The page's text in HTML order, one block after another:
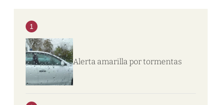
1
Alerta amarilla por tormentas